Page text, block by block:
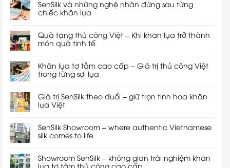
SenSilk và những nghệ nhân đứng sau từng
chiếc khăn lụa
Quà tặng thủ công Việt – Khi khăn lụa trở thành
món quà tinh tế
Khăn lụa tơ tằm cao cấp – Giá trị thủ công Việt
trong từng sợi lụa
Giá trị SenSilk theo đuổi – giữ trọn tinh hoa khăn
lụa Việt
SenSilk Showroom – where authentic Vietnamese
silk comes to life
Showroom SenSilk – không gian trải nghiệm khăn
lụa tơ tằm thủ công cao cấp